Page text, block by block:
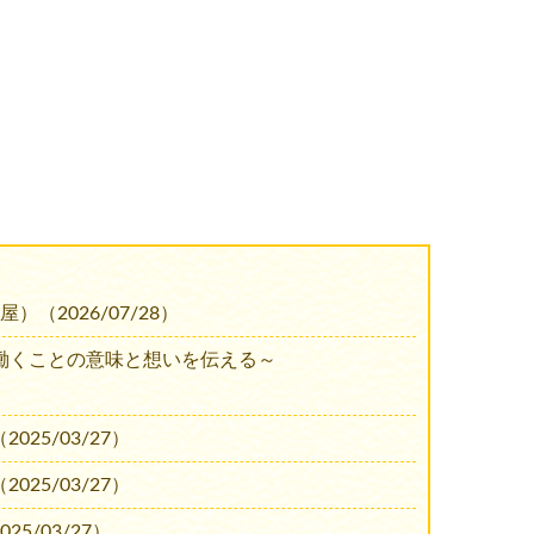
）（2026/07/28）
ことの意味と想いを伝える～
2025/03/27）
2025/03/27）